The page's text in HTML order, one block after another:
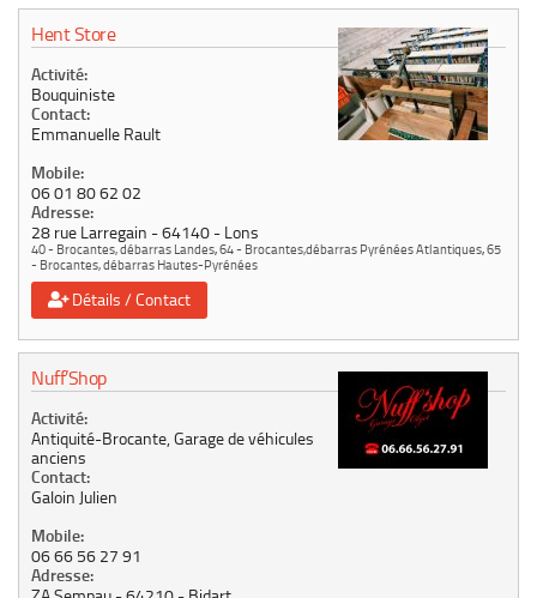
Hent Store
Activité:
Bouquiniste
Contact:
Emmanuelle Rault
Mobile:
06 01 80 62 02
Adresse:
28 rue Larregain 64140 Lons
40 - Brocantes, débarras Landes,64 - Brocantes,débarras Pyrénées Atlantiques,65
- Brocantes, débarras Hautes-Pyrénées
Détails / Contact
Nuff’Shop
Activité:
Antiquité-Brocante, Garage de véhicules
anciens
Contact:
Galoin Julien
Mobile:
06 66 56 27 91
Adresse: